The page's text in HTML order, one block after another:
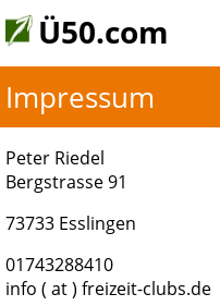
Ü50.com
Impressum
Peter Riedel
Bergstrasse 91
73733 Esslingen
01743288410
info ( at ) freizeit-clubs.de